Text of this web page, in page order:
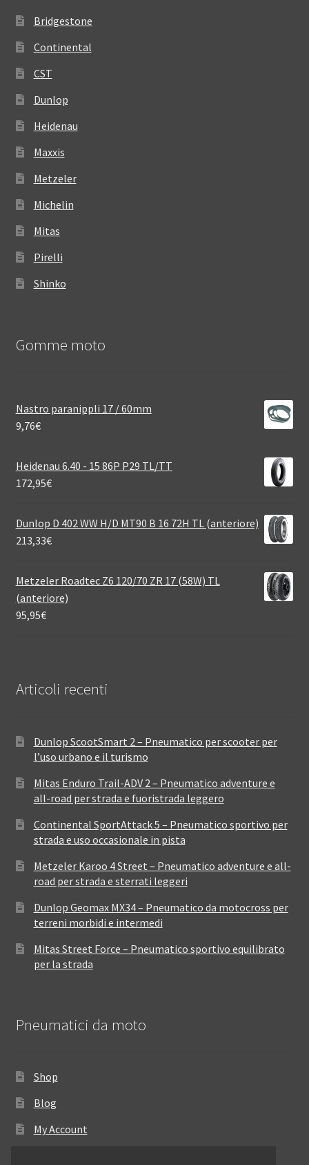
Bridgestone
Continental
CST
Dunlop
Heidenau
Maxxis
Metzeler
Michelin
Mitas
Pirelli
Shinko
Gomme moto
Nastro paranippli 17 / 60mm
9,76€
Heidenau 6.40 - 15 86P P29 TL/TT
172,95€
Dunlop D 402 WW H/D MT90 B 16 72H TL (anteriore)
213,33€
Metzeler Roadtec Z6 120/70 ZR 17 (58W) TL
(anteriore)
95,95€
Articoli recenti
Dunlop ScootSmart 2 – Pneumatico per scooter per
l’uso urbano e il turismo
Mitas Enduro Trail-ADV 2 – Pneumatico adventure e
all-road per strada e fuoristrada leggero
Continental SportAttack 5 – Pneumatico sportivo per
strada e uso occasionale in pista
Metzeler Karoo 4 Street – Pneumatico adventure e all-
road per strada e sterrati leggeri
Dunlop Geomax MX34 – Pneumatico da motocross per
terreni morbidi e intermedi
Mitas Street Force – Pneumatico sportivo equilibrato
per la strada
Pneumatici da moto
Shop
Blog
My Account